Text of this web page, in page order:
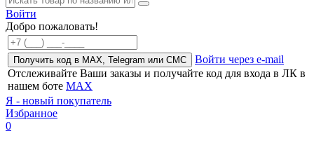
Войти
Добро пожаловать!
Получить код в MAX, Telegram или СМС
Войти через e-mail
Отслеживайте Ваши заказы и получайте код для входа в ЛК в
нашем боте MAX
Я - новый покупатель
Избранное
0